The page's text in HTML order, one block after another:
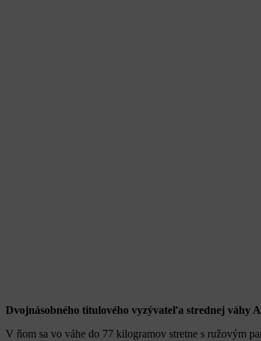
Dvojnásobného titulového vyzývateľa strednej váhy
V ňom sa vo váhe do 77 kilogramov stretne s ružovým